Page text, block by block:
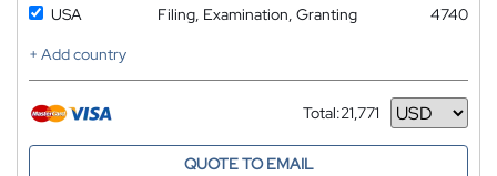
USA
Filing, Examination, Granting
4740
+ Add country
Total:21,771
Currency
QUOTE TO EMAIL